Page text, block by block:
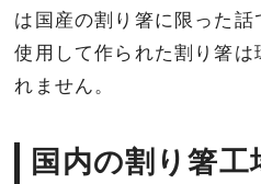
は国産の割り箸に限った
使用して作られた割り箸
れません。
国内の割り箸工